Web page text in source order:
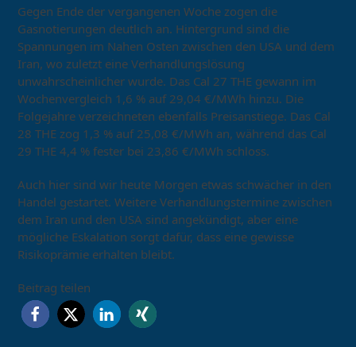
Gegen Ende der vergangenen Woche zogen die
Gasnotierungen deutlich an. Hintergrund sind die
Spannungen im Nahen Osten zwischen den USA und dem
Iran, wo zuletzt eine Verhandlungslösung
unwahrscheinlicher wurde. Das Cal 27 THE gewann im
Wochenvergleich 1,6 % auf 29,04 €/MWh hinzu. Die
Folgejahre verzeichneten ebenfalls Preisanstiege. Das Cal
28 THE zog 1,3 % auf 25,08 €/MWh an, während das Cal
29 THE 4,4 % fester bei 23,86 €/MWh schloss.
Auch hier sind wir heute Morgen etwas schwächer in den
Handel gestartet. Weitere Verhandlungstermine zwischen
dem Iran und den USA sind angekündigt, aber eine
mögliche Eskalation sorgt dafür, dass eine gewisse
Risikoprämie erhalten bleibt.
Beitrag teilen